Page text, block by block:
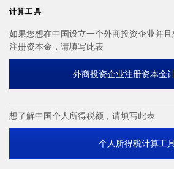
计算工具
如果您想在中国设立一个外商投资企业并
注册资本金，请填写此表
外商投资企业注册资本金
想了解中国个人所得税额，请填写此表
个人所得税计算工